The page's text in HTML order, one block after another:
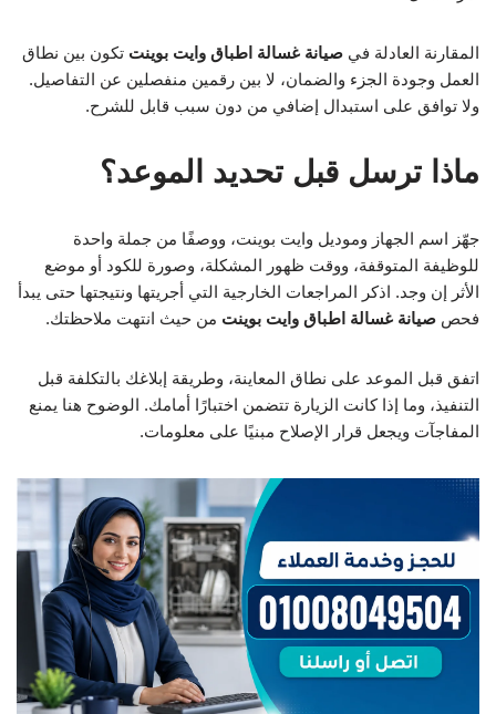
المقارنة العادلة في صيانة غسالة اطباق وايت بوينت تكون بين نطاق
العمل وجودة الجزء والضمان، لا بين رقمين منفصلين عن التفاصيل.
ولا توافق على استبدال إضافي من دون سبب قابل للشرح.
ماذا ترسل قبل تحديد الموعد؟
جهّز اسم الجهاز وموديل وايت بوينت، ووصفًا من جملة واحدة
للوظيفة المتوقفة، ووقت ظهور المشكلة، وصورة للكود أو موضع
الأثر إن وجد. اذكر المراجعات الخارجية التي أجريتها ونتيجتها حتى يبدأ
فحص صيانة غسالة اطباق وايت بوينت من حيث انتهت ملاحظتك.
اتفق قبل الموعد على نطاق المعاينة، وطريقة إبلاغك بالتكلفة قبل
التنفيذ، وما إذا كانت الزيارة تتضمن اختبارًا أمامك. الوضوح هنا يمنع
المفاجآت ويجعل قرار الإصلاح مبنيًا على معلومات.